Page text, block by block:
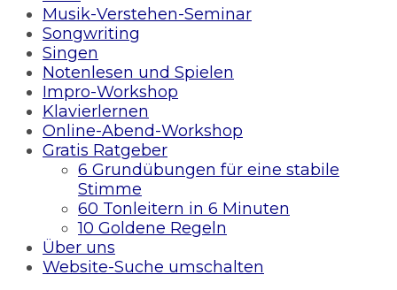
Musik-Verstehen-Seminar
Songwriting
Singen
Notenlesen und Spielen
Impro-Workshop
Klavierlernen
Online-Abend-Workshop
Gratis Ratgeber
6 Grundübungen für eine stabile
Stimme
60 Tonleitern in 6 Minuten
10 Goldene Regeln
Über uns
Website-Suche umschalten